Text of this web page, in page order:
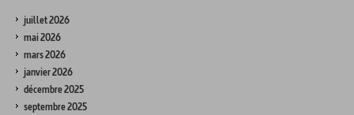
juillet 2026
mai 2026
mars 2026
janvier 2026
décembre 2025
septembre 2025